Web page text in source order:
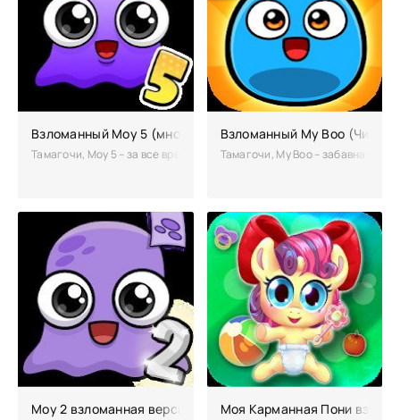
Взломанный Moy 5 (много денег)
Тамагочи, Moy 5 – за все время существования питомца, до сих пор
Взломанный My Boo (Чит на
Тамагочи, My Boo – забавная
Моу 2 взломанная версия Моя Карманная Пони